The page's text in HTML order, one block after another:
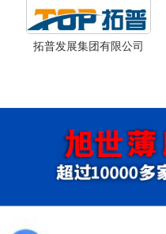
拓普发展集团有限公司